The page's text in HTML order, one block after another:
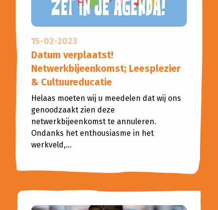
Bijeenkomsten
Bibliotheken
Actueel
Agenda
Scholenportaal
Inspiratiewijzer
15-02-2023
Datum verplaatst!
Netwerkbijeenkomst; Leesplezier
& Cultuureducatie
Helaas moeten wij u meedelen dat wij ons
genoodzaakt zien deze
netwerkbijeenkomst te annuleren.
Ondanks het enthousiasme in het
werkveld,...